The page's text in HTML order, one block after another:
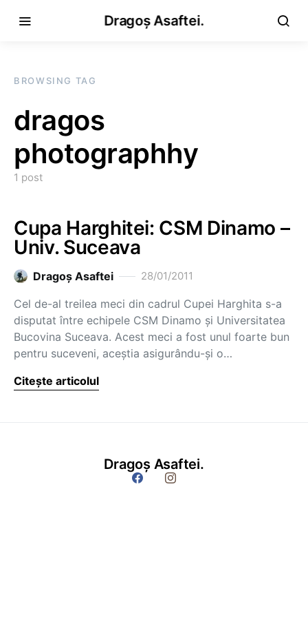
Dragoș Asaftei.
BROWSING TAG
dragos
photographhy
1 post
Cupa Harghitei: CSM Dinamo –
Univ. Suceava
Dragoş Asaftei 28/01/2011
Cel de-al treilea meci din cadrul Cupei Harghita s-a
disputat între echipele CSM Dinamo şi Universitatea
Bucovina Suceava. Acest meci a fost unul foarte bun
pentru suceveni, aceştia asigurându-şi o…
Citește articolul
Dragoș Asaftei.